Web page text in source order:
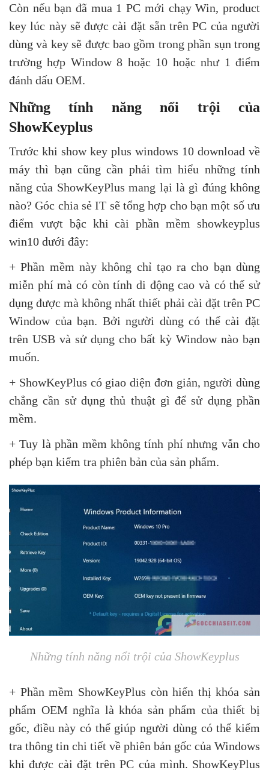
Còn nếu bạn đã mua 1 PC mới chạy Win, product
key lúc này sẽ được cài đặt sẵn trên PC của người
dùng và key sẽ được bao gồm trong phần sụn trong
trường hợp Window 8 hoặc 10 hoặc như 1 điểm
đánh dấu OEM.
Những tính năng nổi trội của
ShowKeyplus
Trước khi show key plus windows 10 download về
máy thì bạn cũng cần phải tìm hiểu những tính
năng của ShowKeyPlus mang lại là gì đúng không
nào? Góc chia sẻ IT sẽ tổng hợp cho bạn một số ưu
điểm vượt bậc khi cài phần mềm showkeyplus
win10 dưới đây:
+ Phần mềm này không chỉ tạo ra cho bạn dùng
miễn phí mà có còn tính di động cao và có thể sử
dụng được mà không nhất thiết phải cài đặt trên PC
Window của bạn. Bởi người dùng có thể cài đặt
trên USB và sử dụng cho bất kỳ Window nào bạn
muốn.
+ ShowKeyPlus có giao diện đơn giản, người dùng
chẳng cần sử dụng thủ thuật gì để sử dụng phần
mềm.
+ Tuy là phần mềm không tính phí nhưng vẫn cho
phép bạn kiểm tra phiên bản của sản phẩm.
Những tính năng nổi trội của ShowKeyplus
+ Phần mềm ShowKeyPlus còn hiển thị khóa sản
phẩm OEM nghĩa là khóa sản phẩm của thiết bị
gốc, điều này có thể giúp người dùng có thể kiểm
tra thông tin chi tiết về phiên bản gốc của Windows
khi được cài đặt trên PC của mình. ShowKeyPlus